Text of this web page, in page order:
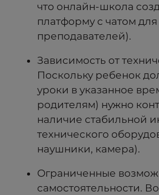
что онлайн-школа
платформу с чатом
преподавателей).
Зависимость от
Поскольку ребенок
уроки в указанное
родителям) нужно
наличие стабильной
технического
наушники, камера).
Ограниченные
самостоятельности.